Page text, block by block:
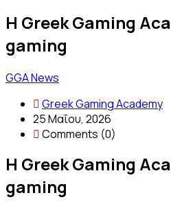
Η Greek Gaming
gaming
GGA News
Greek Gaming Academy
25 Μαΐου, 2026
Comments (0)
Η Greek Gaming
gaming